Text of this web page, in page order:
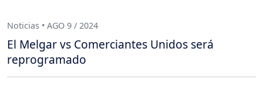
Noticias • AGO 9 / 2024
El Melgar vs Comerciantes Unidos será
reprogramado